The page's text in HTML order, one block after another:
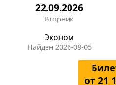
22.09.2026
Вторник
Эконом
Найден 2026-08-05
от 21